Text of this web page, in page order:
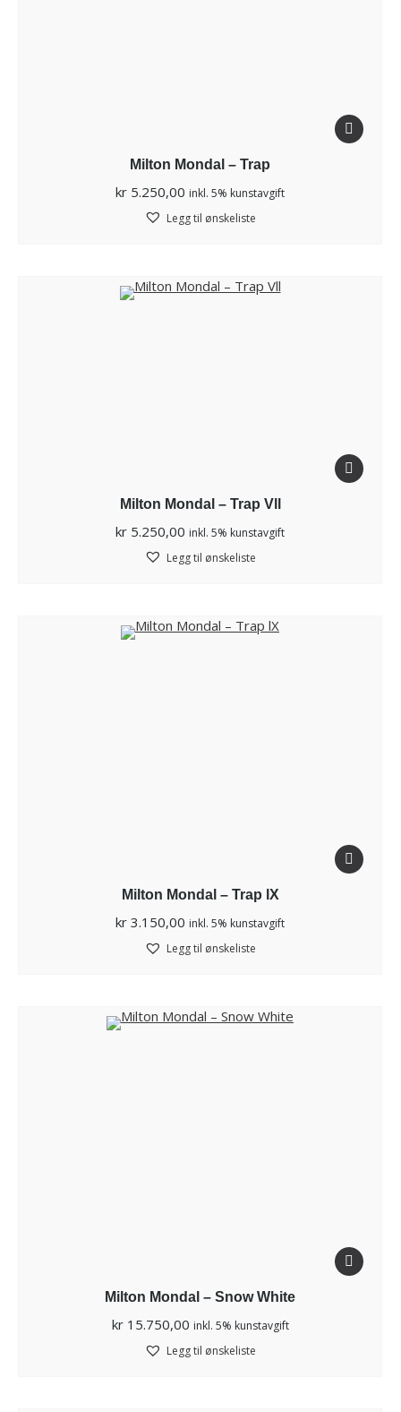
Milton Mondal – Trap
kr 5.250,00 inkl. 5% kunstavgift
Legg til ønskeliste
Milton Mondal – Trap Vll
kr 5.250,00 inkl. 5% kunstavgift
Legg til ønskeliste
Milton Mondal – Trap lX
kr 3.150,00 inkl. 5% kunstavgift
Legg til ønskeliste
Milton Mondal – Snow White
kr15.750,00 inkl. 5% kunstavgift
Legg til ønskeliste